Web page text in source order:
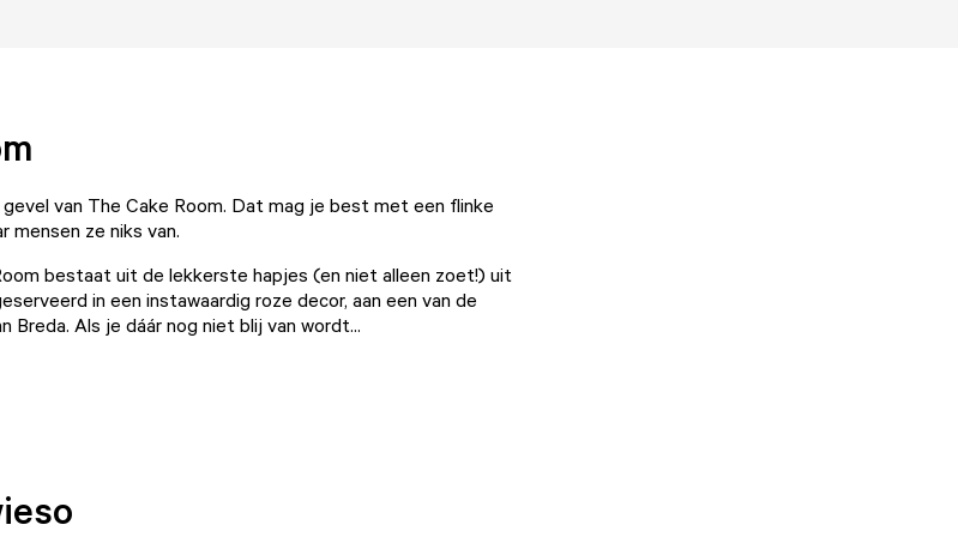
van The Cake Room. Dat mag je best met een flinke
mensen ze niks van.
bestaat uit de lekkerste hapjes (en niet alleen zoet!) uit
in een instawaardig roze decor, aan een van de
Breda. Als je dáár nog niet blij van wordt...